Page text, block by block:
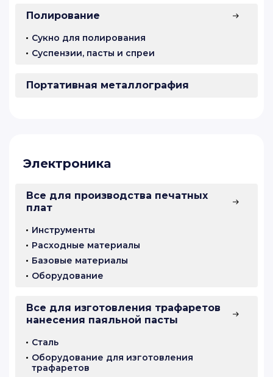
Полирование
Сукно для полирования
Суспензии, пасты и спреи
Портативная металлография
Электроника
Все для производства печатных
плат
Инструменты
Расходные материалы
Базовые материалы
Оборудование
Все для изготовления трафаретов
нанесения паяльной пасты
Сталь
Оборудование для изготовления
трафаретов